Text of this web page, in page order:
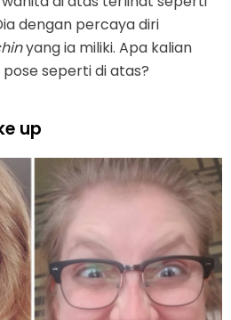
dengan percaya diri
yang ia miliki. Apa kalian
seperti di atas?
up